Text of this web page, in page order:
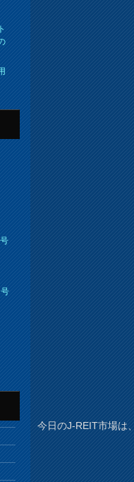
今日のJ-REIT市場は